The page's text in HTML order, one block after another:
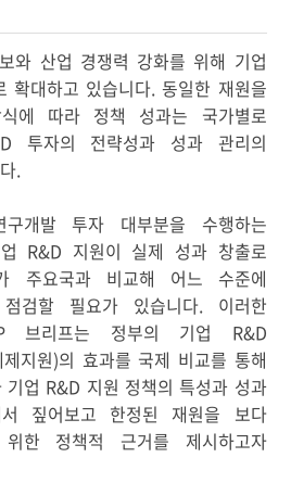
와 산업 경쟁력 강화를 위해 기업
확대하고 있습니다. 동일한 재원을
에 따라 정책 성과는 국가별로
투자의 전략성과 성과 관리의
.
개발 투자 대부분을 수행하는
R&D 지원이 실제 성과 창출로
주요국과 비교해 어느 수준에
검할 필요가 있습니다. 이러한
브리프는 정부의 기업 R&D
지원)의 효과를 국제 비교를 통해
기업 R&D 지원 정책의 특성과 성과
짚어보고 한정된 재원을 보다
한 정책적 근거를 제시하고자